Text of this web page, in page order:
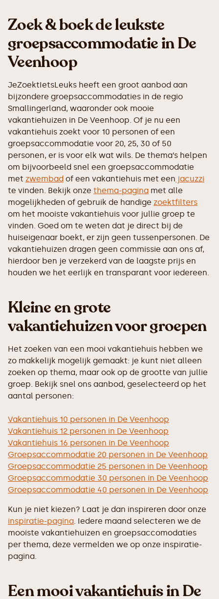
Zoek & boek de leukste
groepsaccommodatie in De
Veenhoop
JeZoektIetsLeuks heeft een groot aanbod aan
bijzondere groepsaccommodaties in de regio
Smallingerland, waaronder ook mooie
vakantiehuizen in De Veenhoop. Of je nu een
vakantiehuis zoekt voor 10 personen of een
groepsaccommodatie voor 20, 25, 30 of 50
personen, er is voor elk wat wils. De thema’s helpen
om bijvoorbeeld snel een groepsaccommodatie
met zwembad of een vakantiehuis met een jacuzzi
te vinden. Bekijk onze thema-pagina met alle
mogelijkheden of gebruik de handige zoektfilters
om het mooiste vakantiehuis voor jullie groep te
vinden. Goed om te weten dat je direct bij de
huiseigenaar boekt, er zijn geen tussenpersonen. De
vakantiehuizen dragen geen commissie aan ons af,
hierdoor ben je verzekerd van de laagste prijs en
houden we het eerlijk en transparant voor iedereen.
Kleine en grote
vakantiehuizen voor groepen
Het zoeken van een mooi vakantiehuis hebben we
zo makkelijk mogelijk gemaakt: je kunt niet alleen
zoeken op thema, maar ook op de grootte van jullie
groep. Bekijk snel ons aanbod, geselecteerd op het
aantal personen:
Vakantiehuis 10 personen in De Veenhoop
Vakantiehuis 12 personen in De Veenhoop
Vakantiehuis 16 personen in De Veenhoop
Groepsaccommodatie 20 personen in De Veenhoop
Groepsaccommodatie 25 personen in De Veenhoop
Groepsaccommodatie 30 personen in De Veenhoop
Groepsaccommodatie 40 personen in De Veenhoop
Kun je niet kiezen? Laat je dan inspireren door onze
inspiratie-pagina. Iedere maand selecteren we de
mooiste vakantiehuizen en groepsaccomodaties
per thema, deze vermelden we op onze inspiratie-
pagina.
Een mooi vakantiehuis in De